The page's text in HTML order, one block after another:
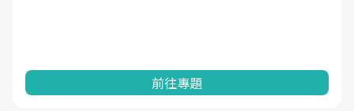
前往專題